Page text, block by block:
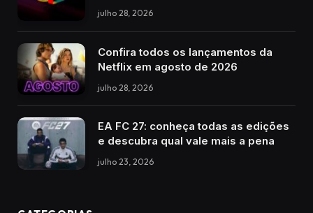
julho 28, 2026
Confira todos os lançamentos da
Netflix em agosto de 2026
julho 28, 2026
EA FC 27: conheça todas as edições
e descubra qual vale mais a pena
julho 23, 2026